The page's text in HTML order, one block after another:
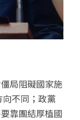
局阻礙國家施
不同；政黨
靠團結厚植國